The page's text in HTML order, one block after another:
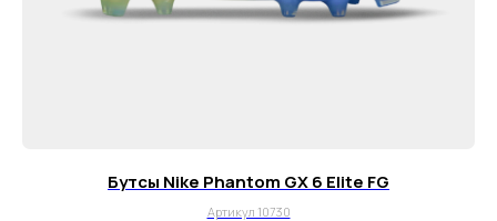
Бутсы Nike Phantom GX 6 Elite FG
Артикул 10730